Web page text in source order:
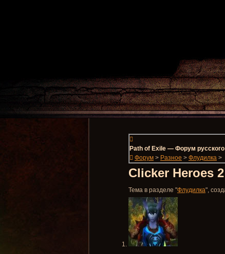
Path of Exile — Форум
Форум > Разное > Флудилка >
Clicker Heroes 2
Тема в разделе "Флудилка",